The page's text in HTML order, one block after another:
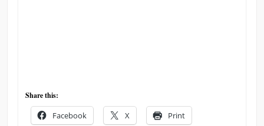
Share this:
Facebook X Print